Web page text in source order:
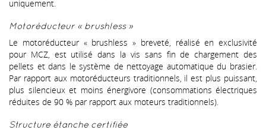
uniquement.
Motoréducteur « brushless »
Le motoréducteur « brushless » breveté, réalisé en exclusivité
pour MCZ, est utilisé dans la vis sans fin de chargement des
pellets et dans le système de nettoyage automatique du brasier.
Par rapport aux motoréducteurs traditionnels, il est plus puissant,
plus silencieux et moins énergivore (consommations électriques
réduites de 90 % par rapport aux moteurs traditionnels).
Structure étanche certifiée